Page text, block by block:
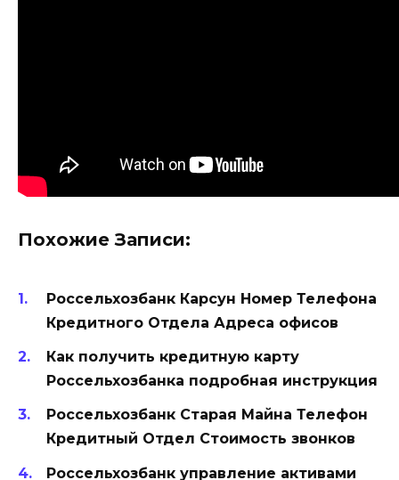
Похожие Записи:
Россельхозбанк Карсун Номер Телефона
Кредитного Отдела Адреса офисов
Как получить кредитную карту
Россельхозбанка подробная инструкция
Россельхозбанк Старая Майна Телефон
Кредитный Отдел Стоимость звонков
Россельхозбанк управление активами